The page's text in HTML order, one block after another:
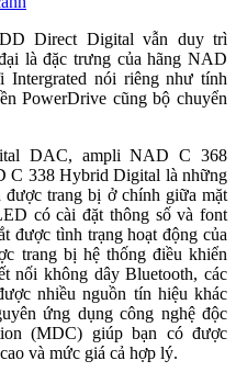
Direct Digital vẫn duy trì
là đặc trưng của hãng NAD
nói riêng như tính
PowerDrive cũng bộ chuyển
DAC, ampli NAD C 368
338 Hybrid Digital là những
trang bị ở chính giữa mặt
có cài đặt thông số và font
được tình trạng hoạt động của
trang bị hệ thống điều khiển
nối không dây Bluetooth, các
nhiều nguồn tín hiệu khác
ứng dụng công nghệ độc
(MDC) giúp bạn có được
và mức giá cả hợp lý.